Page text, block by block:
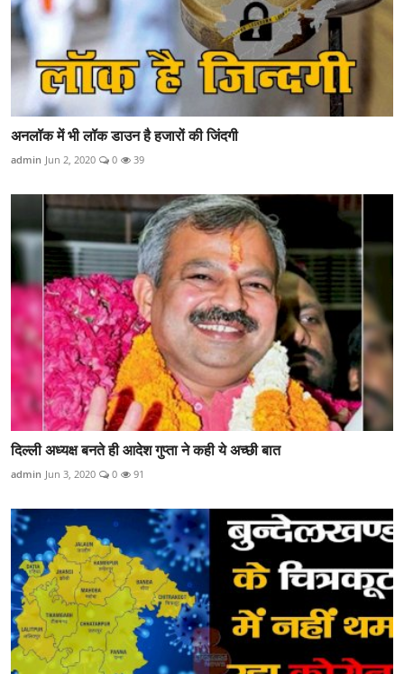
अनलॉक में भी लॉक डाउन है हजारों की जिंदगी
admin Jun 2, 2020 0 39
दिल्ली अध्यक्ष बनते ही आदेश गुप्ता ने कही ये अच्छी बात
admin Jun 3, 2020 0 91